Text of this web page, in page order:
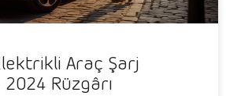
Araç Şarj
2024 Rüzgârı